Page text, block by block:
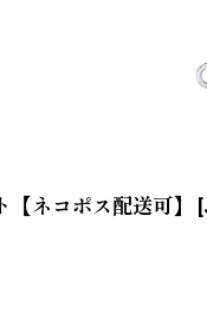
ネコポス配送可】 [